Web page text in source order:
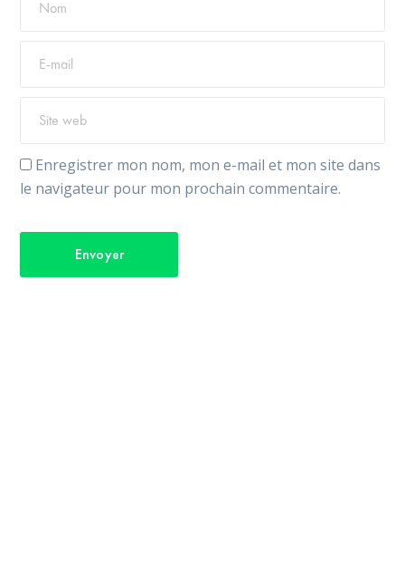
Enregistrer mon nom, mon e-mail et mon site dans
le navigateur pour mon prochain commentaire.